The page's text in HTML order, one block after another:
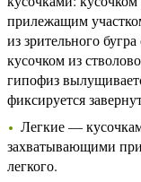
прилежащим
из зрительного
кусочком из
гипофиз
фиксируется
Легкие —
захватывающими
легкого.